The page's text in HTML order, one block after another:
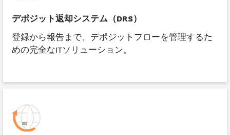
デポジット返却システム（DRS）
登録から報告まで、デポジットフローを管理するた
めの完全なITソリューション。